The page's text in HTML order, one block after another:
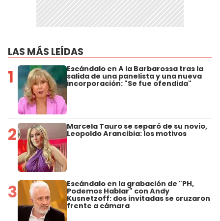
LAS MÁS LEÍDAS
1 Escándalo en A la Barbarossa tras la
salida de una panelista y una nueva
incorporación: "Se fue ofendida"
2 Marcela Tauro se separó de su novio,
Leopoldo Arancibia: los motivos
3 Escándalo en la grabación de "PH,
Podemos Hablar" con Andy
Kusnetzoff: dos invitadas se cruzaron
frente a cámara